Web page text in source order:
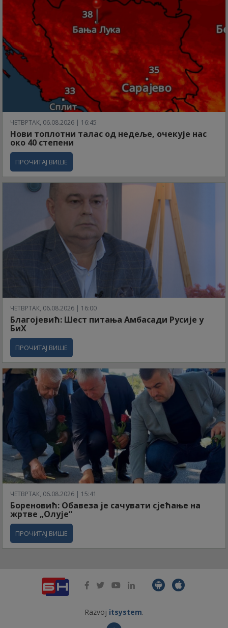
ЧЕТВРТАК, 06.08.2026 | 16:45
Нови топлотни талас од недеље, очекује нас
око 40 степени
ПРОЧИТАЈ ВИШЕ
ЧЕТВРТАК, 06.08.2026 | 16:00
Благојевић: Шест питања Амбасади Русије у
БиХ
ПРОЧИТАЈ ВИШЕ
ЧЕТВРТАК, 06.08.2026 | 15:41
Бореновић: Обавеза је сачувати сјећање на
жртве „Олује“
ПРОЧИТАЈ ВИШЕ
Razvoj itsystem.